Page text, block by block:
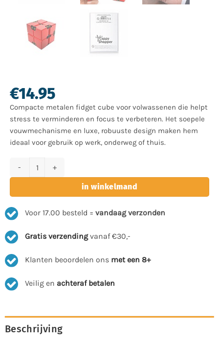
€14.95
Compacte metalen fidget cube voor volwassenen die helpt
stress te verminderen en focus te verbeteren. Het soepele
vouwmechanisme en luxe, robuuste design maken hem
ideaal voor gebruik op werk, onderweg of thuis.
in winkelmand
Voor 17.00 besteld = vandaag verzonden
Gratis verzendingvanaf €30,-
Klanten beoordelen ons met een 8+
Veilig en achteraf betalen
Beschrijving